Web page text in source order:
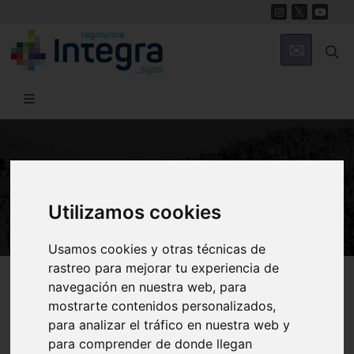
Utilizamos cookies
Usamos cookies y otras técnicas de
rastreo para mejorar tu experiencia de
navegación en nuestra web, para
mostrarte contenidos personalizados,
para analizar el tráfico en nuestra web y
para comprender de donde llegan
Vida en los fondos
Región de Murcia Digital Naturaleza Ecosistema Marino
Introducción Bentos